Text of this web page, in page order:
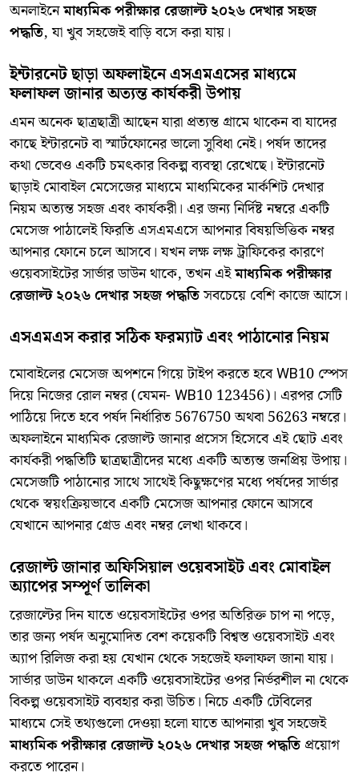
অনলাইনেমাধ্যমিক পরীক্ষার রেজাল্ট ২০২৬ দেখার সহজ
পদ্ধতি, যা খুব সহজেই বাড়ি বসে করা যায়।
ইন্টারনেট ছাড়া অফলাইনে এসএমএসের মাধ্যমে
ফলাফল জানার অত্যন্ত কার্যকরী উপায়
​এমন অনেক ছাত্রছাত্রী আছেন যারা প্রত্যন্ত গ্রামে থাকেন বা যাদের
কাছে ইন্টারনেট বা স্মার্টফোনের ভালো সুবিধা নেই। পর্ষদ তাদের
কথা ভেবেও একটি চমৎকার বিকল্প ব্যবস্থা রেখেছে। ইন্টারনেট
ছাড়াই মোবাইল মেসেজের মাধ্যমে মাধ্যমিকের মার্কশিট দেখার
নিয়ম অত্যন্ত সহজ এবং কার্যকরী। এর জন্য নির্দিষ্ট নম্বরে একটি
মেসেজ পাঠালেই ফিরতি এসএমএসে আপনার বিষয়ভিত্তিক নম্বর
আপনার ফোনে চলে আসবে। যখন লক্ষ লক্ষ ট্রাফিকের কারণে
ওয়েবসাইটের সার্ভার ডাউন থাকে, তখন এইমাধ্যমিক পরীক্ষার
রেজাল্ট ২০২৬ দেখার সহজ পদ্ধতিসবচেয়ে বেশি কাজে আসে।
এসএমএস করার সঠিক ফরম্যাট এবং পাঠানোর নিয়ম
​মোবাইলের মেসেজ অপশনে গিয়ে টাইপ করতে হবে WB10 স্পেস
দিয়ে নিজের রোল নম্বর (যেমন- WB10 123456)। এরপর সেটি
পাঠিয়ে দিতে হবে পর্ষদ নির্ধারিত 5676750 অথবা 56263 নম্বরে।
অফলাইনে মাধ্যমিক রেজাল্ট জানার প্রসেস হিসেবে এই ছোট এবং
কার্যকরী পদ্ধতিটি ছাত্রছাত্রীদের মধ্যে একটি অত্যন্ত জনপ্রিয় উপায়।
মেসেজটি পাঠানোর সাথে সাথেই কিছুক্ষণের মধ্যে পর্ষদের সার্ভার
থেকে স্বয়ংক্রিয়ভাবে একটি মেসেজ আপনার ফোনে আসবে
যেখানে আপনার গ্রেড এবং নম্বর লেখা থাকবে।
রেজাল্ট জানার অফিসিয়াল ওয়েবসাইট এবং মোবাইল
অ্যাপের সম্পূর্ণ তালিকা
​রেজাল্টের দিন যাতে ওয়েবসাইটের ওপর অতিরিক্ত চাপ না পড়ে,
তার জন্য পর্ষদ অনুমোদিত বেশ কয়েকটি বিশ্বস্ত ওয়েবসাইট এবং
অ্যাপ রিলিজ করা হয় যেখান থেকে সহজেই ফলাফল জানা যায়।
সার্ভার ডাউন থাকলে একটি ওয়েবসাইটের ওপর নির্ভরশীল না থেকে
বিকল্প ওয়েবসাইট ব্যবহার করা উচিত। নিচে একটি টেবিলের
মাধ্যমে সেই তথ্যগুলো দেওয়া হলো যাতে আপনারা খুব সহজেই
মাধ্যমিক পরীক্ষার রেজাল্ট ২০২৬ দেখার সহজ পদ্ধতি প্রয়োগ
করতে পারেন।